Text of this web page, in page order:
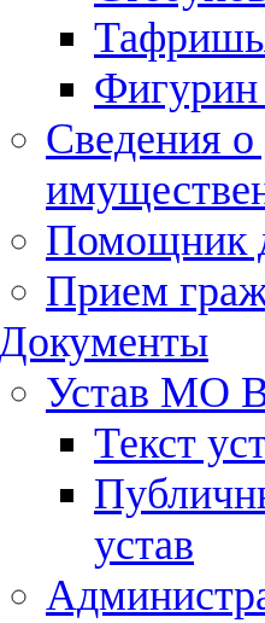
Сведения о
Помощник
Прием
Устав МО
Текст
устав